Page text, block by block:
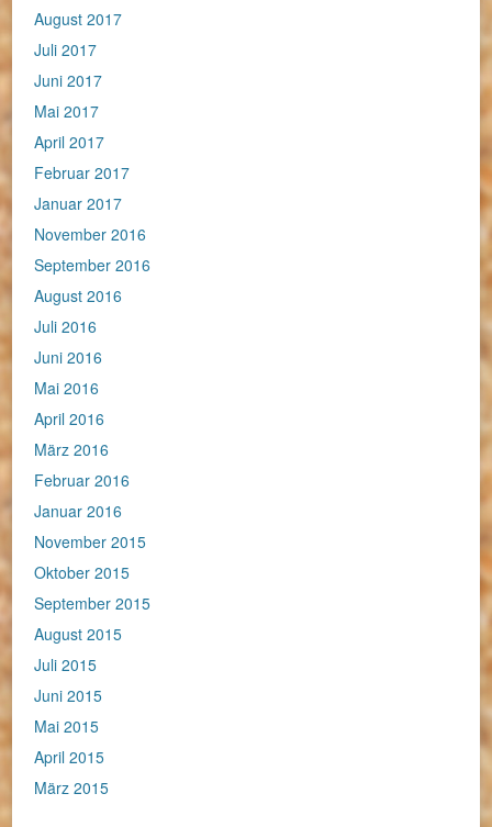
August 2017
Juli 2017
Juni 2017
Mai 2017
April 2017
Februar 2017
Januar 2017
November 2016
September 2016
August 2016
Juli 2016
Juni 2016
Mai 2016
April 2016
März 2016
Februar 2016
Januar 2016
November 2015
Oktober 2015
September 2015
August 2015
Juli 2015
Juni 2015
Mai 2015
April 2015
März 2015